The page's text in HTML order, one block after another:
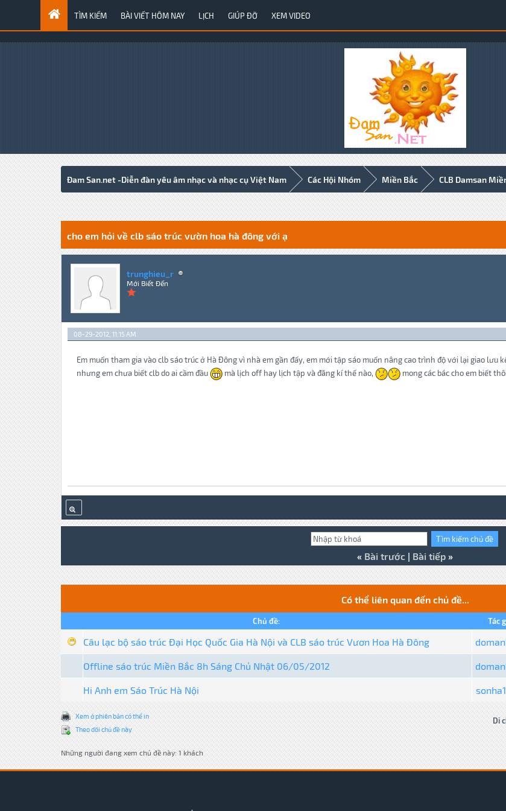
TÌM KIẾM BÀI VIẾT HÔM NAY LỊCH GIÚP ĐỠ XEM VIDEO
Đam San.net -Diễn đàn yêu âm nhạc và nhạc cụ Việt Nam Các Hội Nhóm Miền Bắc CLB Damsan
0 Votes - 0 Average
1
2
3
4
5
cho em hỏi về clb sáo trúc vườn hoa hà đông với ạ
trunghieu_r
Mới Biết Đến
08-29-2012, 11:15 AM
Em muốn tham gia vào clb sáo trúc ở Hà Đông vì nhà em gần đấy, em mới tập sáo muốn nâng cao trình độ với lại giao lưu
nhưng em chưa biết clb do ai cầm đầu
mà lịch off hay lịch tập và đăng kí thế nào, mong các bác cho em biết
« Bài trước | Bài tiếp »
Có thể liên quan đến chủ đề...
Chủ đề: Tác
Câu lạc bộ sáo trúc Đại Học Quốc Gia Hà Nội và CLB sáo trúc Vươn Hoa Hà Đông
Offline sáo trúc Miền Bắc 8h Sáng Chủ Nhật 06/05/2012
Hi Anh em Sáo Trúc Hà Nội
Xem ở phiên bản có thể in
Theo dõi chủ đề này
Di
Những người đang xem chủ đề này: 1 khách